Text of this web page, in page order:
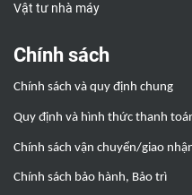
Vật tư nhà máy
Chính sách
Chính sách và quy định chung
Quy định và hình thức thanh
Chính sách vận chuyển/giao
Chính sách bảo hành, Bảo trì